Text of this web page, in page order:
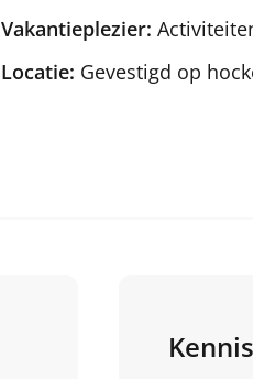
Vakantieplezier:
Locatie: Gevestigd op